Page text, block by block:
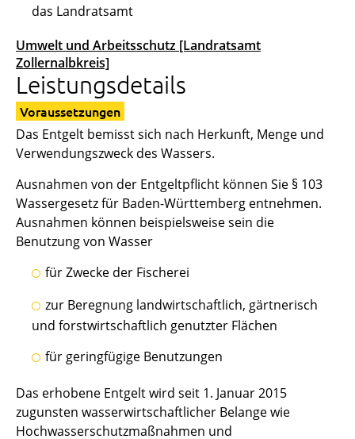
das Landratsamt
Umwelt und Arbeitsschutz [Landratsamt
Zollernalbkreis]
Leistungsdetails
Voraussetzungen
Das Entgelt bemisst sich nach Herkunft, Menge und
Verwendungszweck des Wassers.
Ausnahmen von der Entgeltpflicht können Sie § 103
Wassergesetz für Baden-Württemberg entnehmen.
Ausnahmen können beispielsweise sein die
Benutzung von Wasser
für Zwecke der Fischerei
zur Beregnung landwirtschaftlich, gärtnerisch
und forstwirtschaftlich genutzter Flächen
für geringfügige Benutzungen
Das erhobene Entgelt wird seit 1. Januar 2015
zugunsten wasserwirtschaftlicher Belangewie
Hochwasserschutzmaßnahmen und